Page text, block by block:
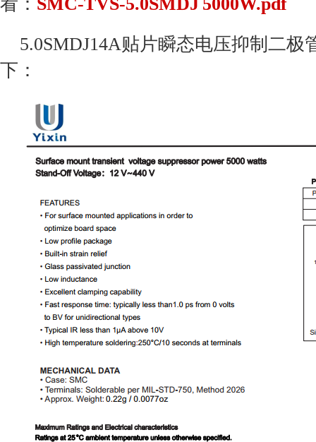
5.0SMDJ14A贴片瞬态电压抑制二
下：